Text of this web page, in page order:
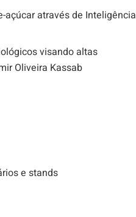
açúcar através de Inteligência
visando altas
Oliveira Kassab
e stands